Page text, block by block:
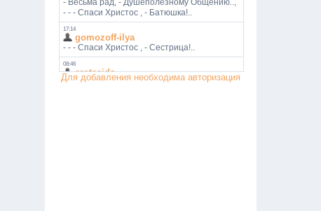
Для добавления необходима авторизация